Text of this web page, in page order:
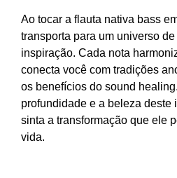
Ao tocar a flauta nativa bass
transporta para um universo
inspiração. Cada nota
conecta você com tradições
os benefícios do sound
profundidade e a beleza deste
sinta a transformação que ele
vida.